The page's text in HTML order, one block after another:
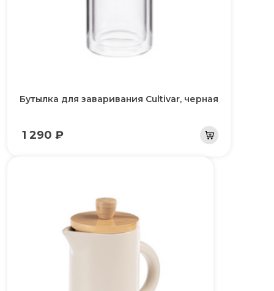
Бутылка для заваривания Cultivar, черная
1 290 ₽